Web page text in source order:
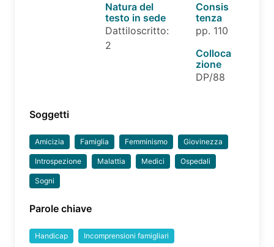
Natura del
testo in sede
Dattiloscritto:
2
Consis
tenza
pp. 110
Colloca
zione
DP/88
Soggetti
Amicizia Famiglia Femminismo Giovinezza
Introspezione Malattia Medici Ospedali
Sogni
Parole chiave
Handicap Incomprensioni famigliari